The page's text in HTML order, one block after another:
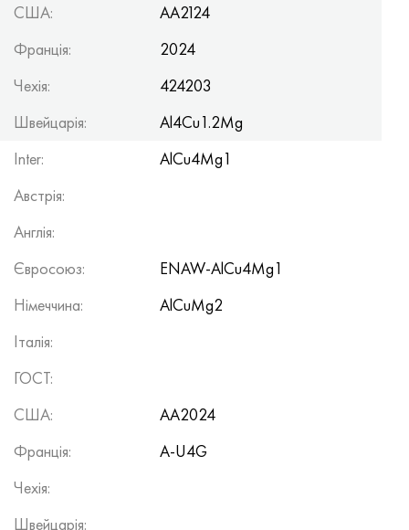
США:
AA2124
Франція:
2024
Чехія:
424203
Швейцарія:
Al4Cu1.2Mg
Inter:
AlCu4Mg1
Австрія:
Англія:
Євросоюз:
ENAW-AlCu4Mg1
Німеччина:
AlCuMg2
Італія:
ГОСТ:
США:
AA2024
Франція:
A-U4G
Чехія:
Швейцарія: